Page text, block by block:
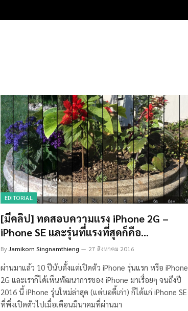
EDITORIAL
[มีคลิป] ทดสอบความแรง iPhone 2G –
iPhone SE และรุ่นที่แรงที่สุดก็คือ…
ByJamikorn Singnamthieng 27 สิงหาคม 2016
ผ่านมาแล้ว 10 ปีนับตั้งแต่เปิดตัว iPhone รุ่นแรก หรือ iPhone
2G และเราก็ได้เห็นพัฒนาการของ iPhone มาเรื่อยๆ จนถึงปี
2016 นี้ iPhone รุ่นใหม่ล่าสุด (แต่บอดี้เก่า) ก็ได้แก่ iPhone SE
ที่พึ่งเปิดตัวไปเมื่อเดือนมีนาคมที่ผ่านมา